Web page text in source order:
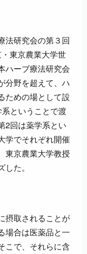
法研究会の第３回
東京農業大学世
ハーブ療法研究会
分野を超えて、ハ
ための場として設
ということで渡
2回は薬学系とい
学でそれぞれ開催
東京農業大学教授
た。
摂取されることが
場合は医薬品と一
こで、それらに含